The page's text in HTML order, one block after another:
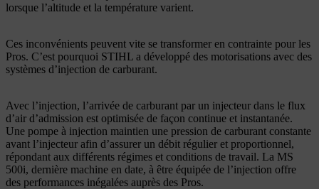
lorsque l’altitude et la température varient.
Ces inconvénients peuvent vite se transformer en contrainte pour les
Pros. C’est pourquoi STIHL a développé des motorisations avec des
systèmes d’injection de carburant.
Avec l’injection, l’arrivée de carburant par un injecteur dans le flux
d’air d’admission est optimisée de façon continue et instantanée.
Une pompe à injection maintien une pression de carburant constante
avant l’injecteur afin d’assurer un débit régulier et proportionnel,
répondant aux différents régimes et conditions de travail. La MS
500i, dernière machine en date, à être équipée de l’injection offre
des performances inégalées auprès des Pros.